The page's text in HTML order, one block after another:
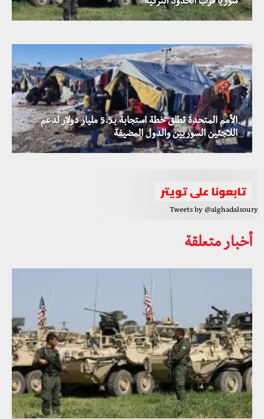
سوريا قرب الحدود التركية
على سبع مقابر جماعية قرب البوكمال
الأمم المتحدة تطلق خطة استجابة بـ5.5 مليار دولار لدعم
اللاجئين السوريين والدول المضيفة
التحالف الدولي يعلن عن بقاء قواته في الجزيرة السورية لحين
تشكيل قوات أمن داخلية
تابعونا على تويتر
Tweets by @alghadalsoury
أخبار متعلقة